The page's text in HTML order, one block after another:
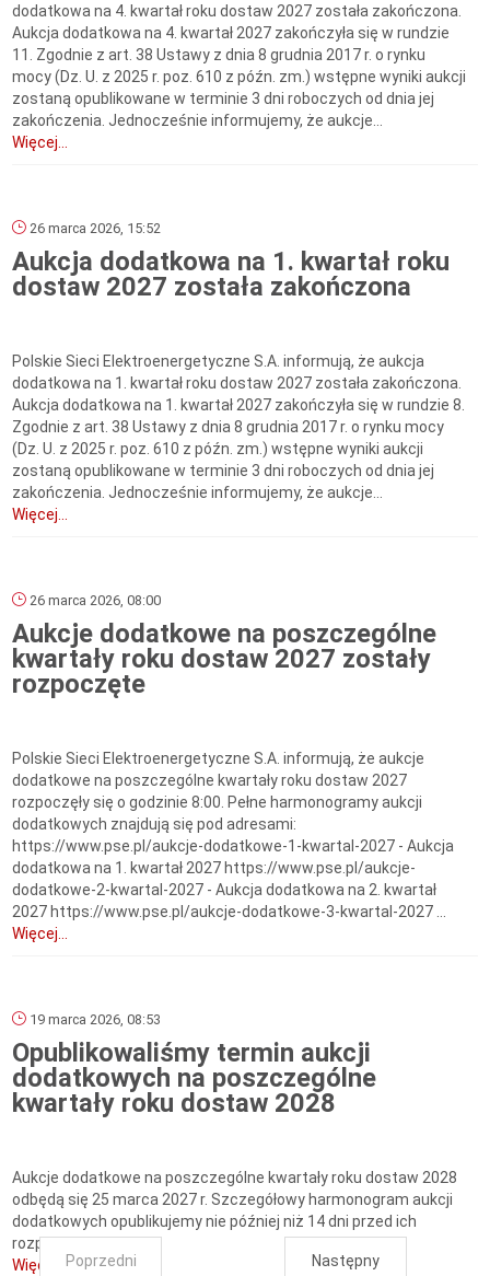
dodatkowa na 4. kwartał roku dostaw 2027 została zakończona.
Aukcja dodatkowa na 4. kwartał 2027 zakończyła się w rundzie
11. Zgodnie z art. 38 Ustawy z dnia 8 grudnia 2017 r. o rynku
mocy (Dz. U. z 2025 r. poz. 610 z późn. zm.) wstępne wyniki aukcji
zostaną opublikowane w terminie 3 dni roboczych od dnia jej
zakończenia. Jednocześnie informujemy, że aukcje...
Więcej...
26 marca 2026, 15:52
Aukcja dodatkowa na 1. kwartał roku
dostaw 2027 została zakończona
Polskie Sieci Elektroenergetyczne S.A. informują, że aukcja
dodatkowa na 1. kwartał roku dostaw 2027 została zakończona.
Aukcja dodatkowa na 1. kwartał 2027 zakończyła się w rundzie 8.
Zgodnie z art. 38 Ustawy z dnia 8 grudnia 2017 r. o rynku mocy
(Dz. U. z 2025 r. poz. 610 z późn. zm.) wstępne wyniki aukcji
zostaną opublikowane w terminie 3 dni roboczych od dnia jej
zakończenia. Jednocześnie informujemy, że aukcje...
Więcej...
26 marca 2026, 08:00
Aukcje dodatkowe na poszczególne
kwartały roku dostaw 2027 zostały
rozpoczęte
Polskie Sieci Elektroenergetyczne S.A. informują, że aukcje
dodatkowe na poszczególne kwartały roku dostaw 2027
rozpoczęły się o godzinie 8:00. Pełne harmonogramy aukcji
dodatkowych znajdują się pod adresami:
https://www.pse.pl/aukcje-dodatkowe-1-kwartal-2027 - Aukcja
dodatkowa na 1. kwartał 2027 https://www.pse.pl/aukcje-
dodatkowe-2-kwartal-2027 - Aukcja dodatkowa na 2. kwartał
2027 https://www.pse.pl/aukcje-dodatkowe-3-kwartal-2027 ...
Więcej...
19 marca 2026, 08:53
Opublikowaliśmy termin aukcji
dodatkowych na poszczególne
kwartały roku dostaw 2028
Aukcje dodatkowe na poszczególne kwartały roku dostaw 2028
odbędą się 25 marca 2027 r. Szczegółowy harmonogram aukcji
dodatkowych opublikujemy nie później niż 14 dni przed ich
rozpoczęciem.
Więcej...Poprzedni Następny